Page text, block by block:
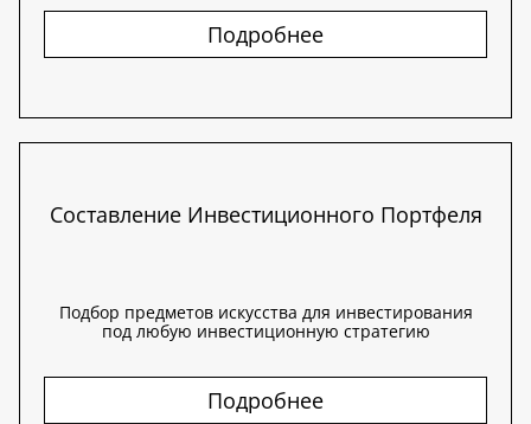
Подробнее
Составление Инвестиционного Портфеля
Подбор предметов искусства для инвестирования
под любую инвестиционную стратегию
Подробнее